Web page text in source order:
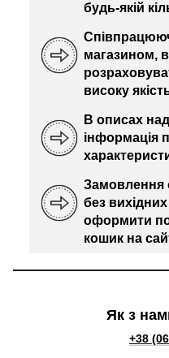
будь-якій
магазином,
високу
В описах
інформація
Замовлення
без
оформити
кошик на
Як з
+38